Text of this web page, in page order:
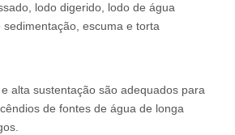
lodo digerido, lodo de água
escuma e torta
alta sustentação são adequados para
de fontes de água de longa